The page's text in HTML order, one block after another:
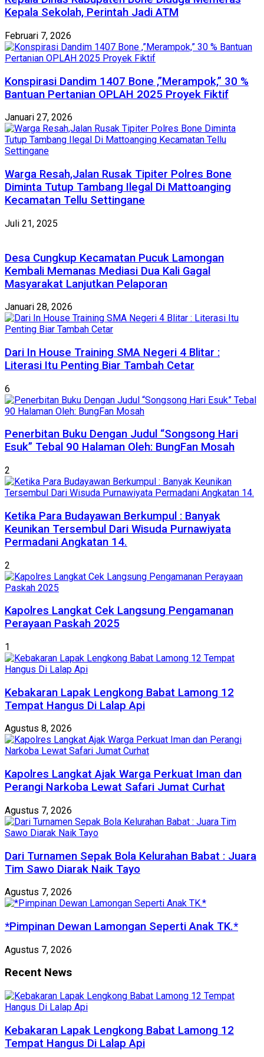
Kepala Sekolah, Perintah Jadi ATM
Februari 7, 2026
Konspirasi Dandim 1407 Bone ,”Merampok,” 30 %
Bantuan Pertanian OPLAH 2025 Proyek Fiktif
Januari 27, 2026
Warga Resah,Jalan Rusak Tipiter Polres Bone
Diminta Tutup Tambang Ilegal Di Mattoanging
Kecamatan Tellu Settingane
Juli 21, 2025
Desa Cungkup Kecamatan Pucuk Lamongan
Kembali Memanas Mediasi Dua Kali Gagal
Masyarakat Lanjutkan Pelaporan
Januari 28, 2026
Dari In House Training SMA Negeri 4 Blitar :
Literasi Itu Penting Biar Tambah Cetar
6
Penerbitan Buku Dengan Judul “Songsong Hari
Esuk” Tebal 90 Halaman Oleh: BungFan Mosah
2
Ketika Para Budayawan Berkumpul : Banyak
Keunikan Tersembul Dari Wisuda Purnawiyata
Permadani Angkatan 14.
2
Kapolres Langkat Cek Langsung Pengamanan
Perayaan Paskah 2025
1
Kebakaran Lapak Lengkong Babat Lamong 12
Tempat Hangus Di Lalap Api
Agustus 8, 2026
Kapolres Langkat Ajak Warga Perkuat Iman dan
Perangi Narkoba Lewat Safari Jumat Curhat
Agustus 7, 2026
Dari Turnamen Sepak Bola Kelurahan Babat : Juara
Tim Sawo Diarak Naik Tayo
Agustus 7, 2026
*Pimpinan Dewan Lamongan Seperti Anak TK.*
Agustus 7, 2026
Recent News
Kebakaran Lapak Lengkong Babat Lamong 12
Tempat Hangus Di Lalap Api